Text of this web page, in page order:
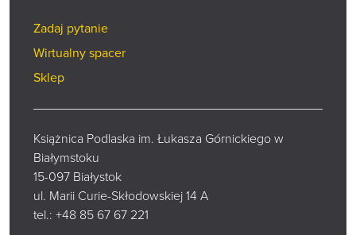
Zadaj pytanie
Wirtualny spacer
Sklep
Książnica Podlaska im. Łukasza Górnickiego w
Białymstoku
15-097 Białystok
ul. Marii Curie-Skłodowskiej 14 A
tel.: +48 85 67 67 221